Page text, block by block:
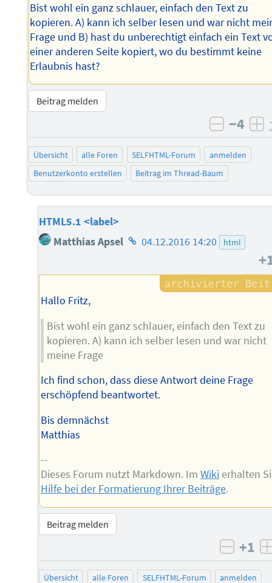
Bist wohl ein ganz schlauer, einfach den Text zu
kopieren. A) kann ich selber lesen und war nicht
Frage und B) hast du unberechtigt einfach ein Text
einer anderen Seite kopiert, wo du bestimmt keine
Erlaubnis hast?
Beitrag melden
negativ
−4
Übersicht alle Foren SELFHTML-Forum
anmelden
Benutzerkonto erstellen
Beitrag im Thread-Baum
HTML5.1 <label>
Matthias Apsel Homepage
Autors
04.12.2016 14:20 html
Hallo Fritz,
Bist wohl ein ganz schlauer, einfach den Text zu
kopieren. A) kann ich selber lesen und war nicht
meine Frage
Ich find schon, dass diese Antwort deine Frage
erschöpfend beantwortet.
Bis demnächst
Matthias
--
Dieses Forum nutzt Markdown. ImWiki erhalten
Hilfe bei der Formatierung Ihrer Beiträge.
Beitrag melden
+1
Übersicht alle Foren SELFHTML-Forum anmelden